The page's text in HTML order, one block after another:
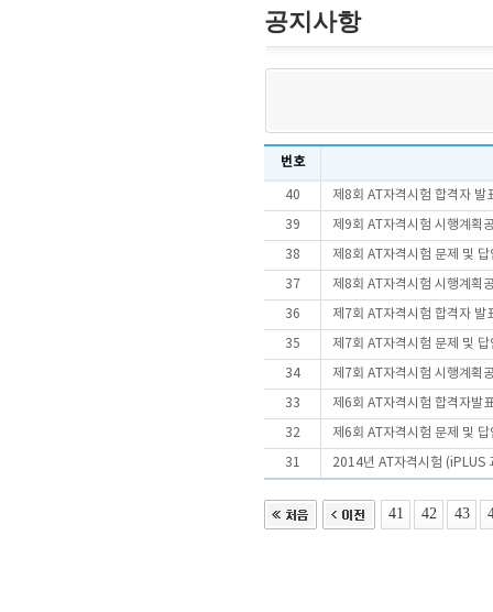
공지사항
번호
40 제8회 AT자격시험 합격자 발
39 제9회 AT자격시험 시행계획
38 제8회 AT자격시험 문제 및 답
37 제8회 AT자격시험 시행계획
36 제7회 AT자격시험 합격자 발
35 제7회 AT자격시험 문제 및 답
34 제7회 AT자격시험 시행계획
33 제6회 AT자격시험 합격자발
32 제6회 AT자격시험 문제 및 답
31 2014년 AT자격시험 (iPLUS
41 42 43